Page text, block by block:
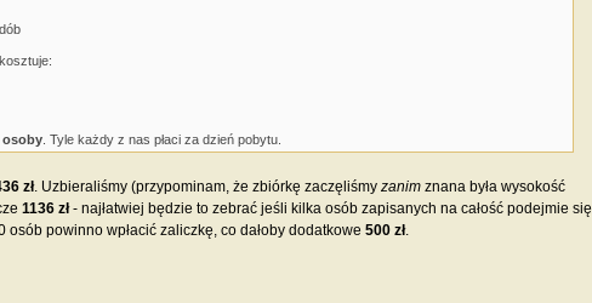
osoby . Tyle każdy z nas płaci za dzień pobytu.
zł. Uzbieraliśmy (przypominam, że zbiórkę zaczęliśmy zanimznana była wysokość
1136 zł- najłatwiej będzie to zebrać jeśli kilka osób zapisanych na całość podejmie się
osób powinno wpłacić zaliczkę, co dałoby dodatkowe 500 zł.